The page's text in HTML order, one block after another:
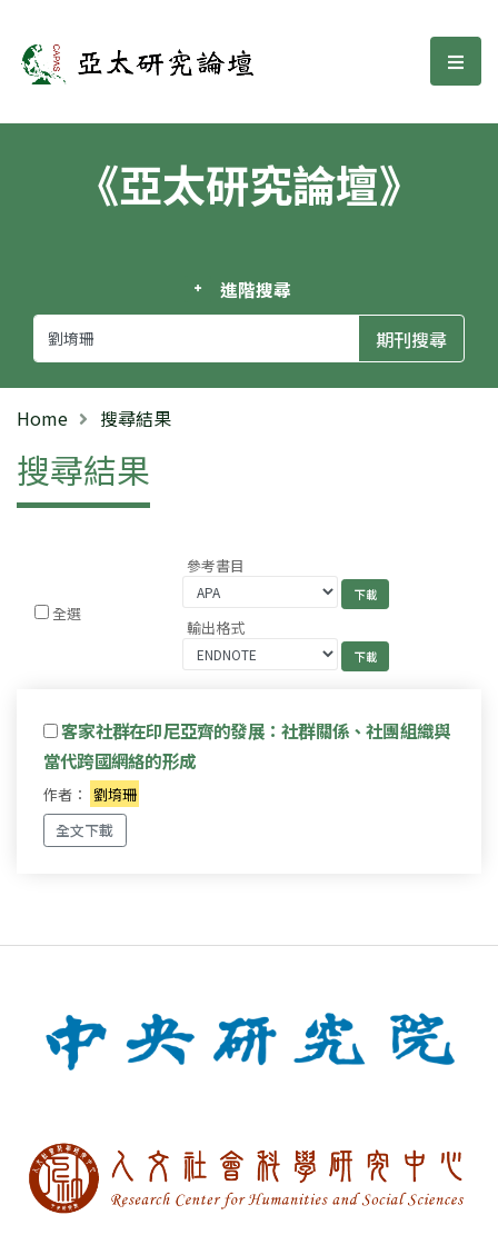
亞太研究論壇 選
《亞太研究論壇》
進階搜尋
Home 搜尋結果
搜尋結果
全選
參考書目
輸出格式
客家社群在印尼亞齊的發展：社群關係、社團組織與
當代跨國網絡的形成
作者： 劉堉珊
全文下載